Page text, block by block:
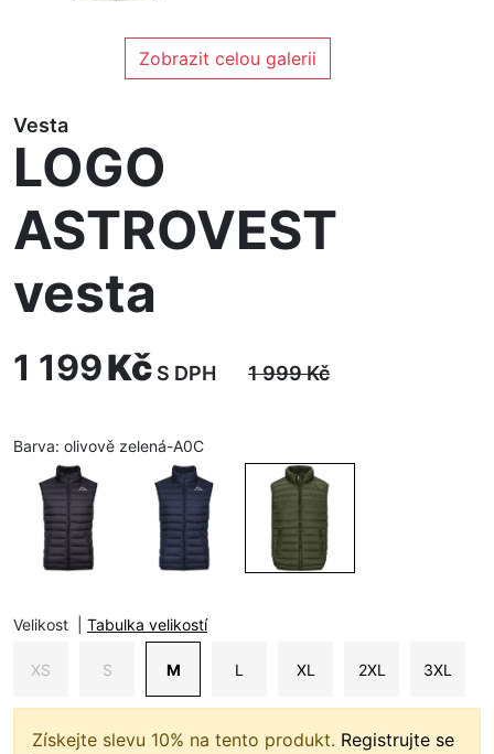
Zobrazit celou galerii
Vesta
LOGO
ASTROVEST
vesta
1 199Kč S DPH 1 999Kč
Barva: olivově zelená-A0C
Velikost Tabulka velikostí
XS S M L XL 2XL 3XL
Získejte slevu 10% na tento produkt. Registrujte se